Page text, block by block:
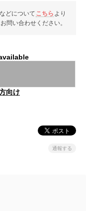
どについて こちら より
お問い合わせください。
向け
通報する